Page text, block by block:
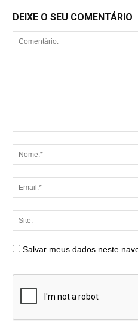
DEIXE O SEU COMENTÁRIO
Salvar meus dados neste